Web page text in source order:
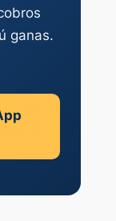
ganas.